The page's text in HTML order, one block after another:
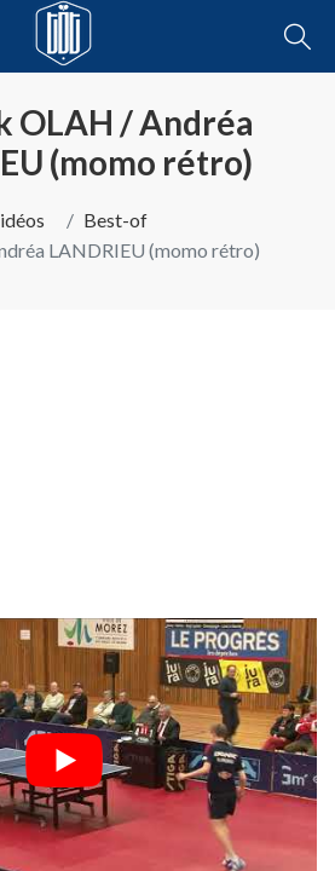
OLAH / Andréa
(momo rétro)
Best-of
LANDRIEU (momo rétro)